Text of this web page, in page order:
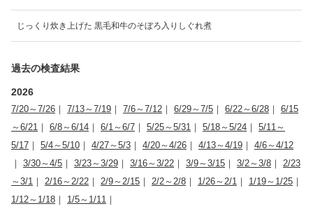
じっくり炊き上げた 黒毛和牛のそぼろ入りしぐれ煮
過去の検査結果
2026
7/20～7/26 ｜ 7/13～7/19 ｜ 7/6～7/12 ｜ 6/29～7/5 ｜ 6/22～6/28 ｜ 6/15
～6/21 ｜ 6/8～6/14 ｜ 6/1～6/7 ｜ 5/25～5/31 ｜ 5/18～5/24 ｜ 5/11～
5/17 ｜ 5/4～5/10 ｜ 4/27～5/3 ｜ 4/20～4/26 ｜ 4/13～4/19 ｜ 4/6～4/12
｜ 3/30～4/5 ｜ 3/23～3/29 ｜ 3/16～3/22 ｜ 3/9～3/15 ｜ 3/2～3/8 ｜ 2/23
～3/1 ｜ 2/16～2/22 ｜ 2/9～2/15 ｜ 2/2～2/8 ｜ 1/26～2/1 ｜ 1/19～1/25 ｜
1/12～1/18 ｜ 1/5～1/11 ｜